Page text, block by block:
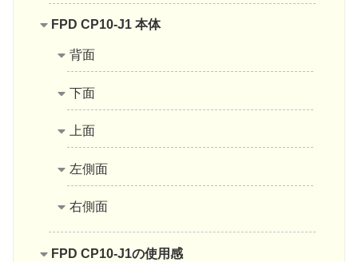
FPD CP10-J1 本体
背面
下面
上面
左側面
右側面
FPD CP10-J1の使用感